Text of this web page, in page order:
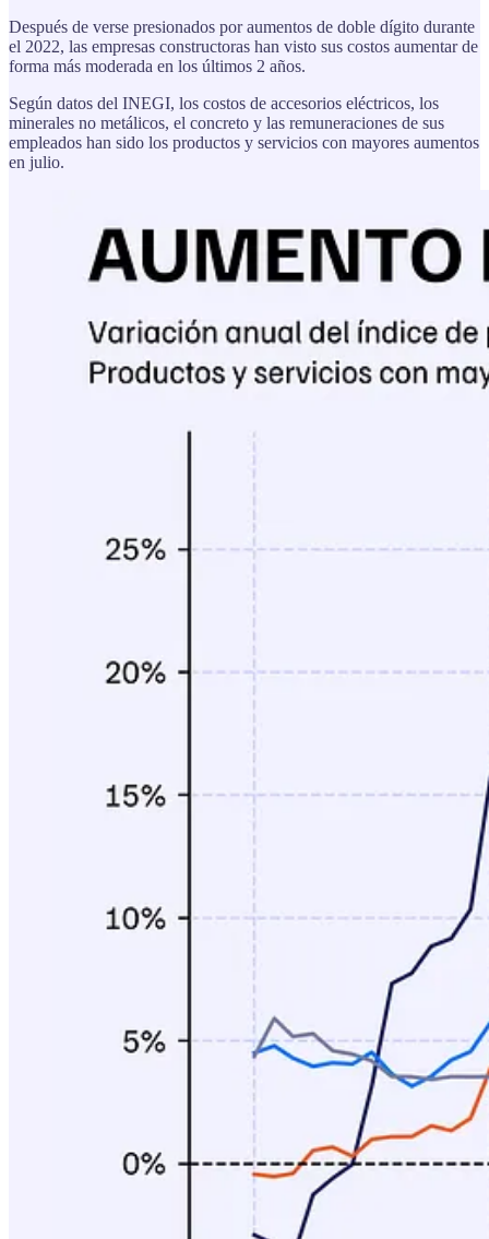
Después de verse presionados por aumentos de doble dígito durante
el 2022, las empresas constructoras han visto sus costos aumentar de
forma más moderada en los últimos 2 años.
Según datos del INEGI, los costos de accesorios eléctricos, los
minerales no metálicos, el concreto y las remuneraciones de sus
empleados han sido los productos y servicios con mayores aumentos
en julio.